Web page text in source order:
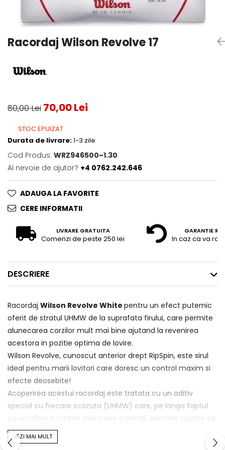
Servicii Racordare
­--
Dama
Geanta
Rucsac
Rochii Padel
Sepci Padel
Racordaj Wilson Revolve 17
80,00 Lei 70,00 Lei
STOC EPUIZAT
Durata de livrare:1-3 zile
Cod Produs: WRZ946500~1.30
Ai nevoie de ajutor? +4 0762.242.646
ADAUGA LA FAVORITE
CERE INFORMATII
LIVRARE GRATUITA
Comenzi de peste 250 lei
GARANTIE
In caz ca va
DESCRIERE
Racordaj Wilson Revolve White pentru un efect puternic
oferit de stratul UHMW de la suprafata firului, care permite
alunecarea corzilor mult mai bine ajutand la revenirea
acestora in pozitie optima de lovire.
Wilson Revolve, cunoscut anterior drept RipSpin, este sirul
ideal pentru marii lovitori care doresc un control maxim si
efecte deosebite!
Acoperirea acestui racordaj este tratata cu un aditiv
special cu frecare scazuta (UHMW) care, pe langa faptul
ca va ofera o rotatie mai mare a mingii, permite sirurilor sa
dea tractiunea necesara si sa revina la pozitia sa initiala
dupa deformarea data de impactul cu mingea
VEZI MAI MULT